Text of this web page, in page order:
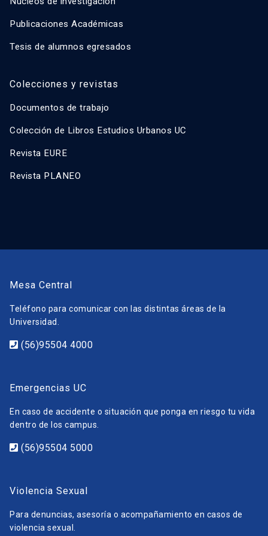
Publicaciones Académicas
Tesis de alumnos egresados
Colecciones y revistas
Documentos de trabajo
Colección de Libros Estudios Urbanos UC
Revista EURE
Revista PLANEO
Mesa Central
Teléfono para comunicar con las distintas áreas de la
Universidad.
(56)95504 4000
Emergencias UC
En caso de accidente o situación que ponga en riesgo tu vida
dentro de los campus.
(56)95504 5000
Violencia Sexual
Para denuncias, asesoría o acompañamiento en casos de
violencia sexual.